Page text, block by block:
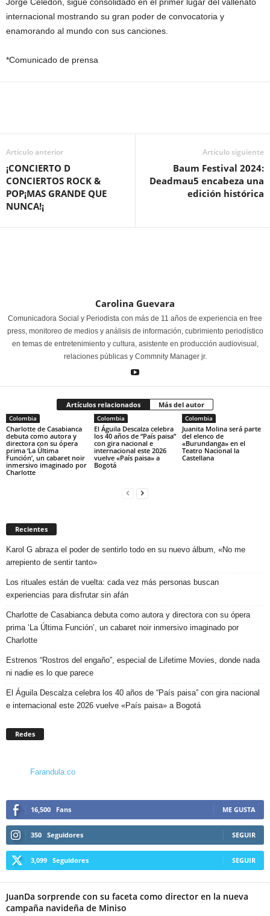
internacional mostrando su gran poder de convocatoria y
enamorando al mundo con sus canciones.
*Comunicado de prensa
Artículo anterior
¡CONCIERTO D
CONCIERTOS ROCK &
POP¡MAS GRANDE QUE
NUNCA!¡
Artículo siguiente
Baum Festival 2024:
Deadmau5 encabeza una
edición histórica
Carolina Guevara
Comunicadora Social y Periodista con más de 11 años de experiencia en free
press, monitoreo de medios y análisis de información, cubrimiento periodístico
en temas de entretenimiento y cultura, asistente en producción audiovisual,
relaciones públicas y Commnity Manager jr.
Artículos relacionados Más del autor
Colombia
Charlotte de Casabianca
debuta como autora y
directora con su ópera
prima ‘La Última
Función’, un cabaret noir
inmersivo imaginado por
Charlotte
Colombia
El Águila Descalza celebra
los 40 años de “País paisa”
con gira nacional e
internacional este 2026
vuelve «País paisa» a
Bogotá
Colombia
Juanita Molina será parte
del elenco de
«Burundanga» en el
Teatro Nacional la
Castellana
Recientes
Karol G abraza el poder de sentirlo todo en su nuevo álbum, «No me
arrepiento de sentir tanto»
Los rituales están de vuelta: cada vez más personas buscan
experiencias para disfrutar sin afán
Charlotte de Casabianca debuta como autora y directora con su ópera
prima ‘La Última Función’, un cabaret noir inmersivo imaginado por
Charlotte
Estrenos “Rostros del engaño”, especial de Lifetime Movies, donde nada
ni nadie es lo que parece
El Águila Descalza celebra los 40 años de “País paisa” con gira nacional
e internacional este 2026 vuelve «País paisa» a Bogotá
Redes
Farandula.co
16,500 Fans ME GUSTA
350 Seguidores SEGUIR
3,099 Seguidores SEGUIR
JuanDa sorprende con su faceta como director en la nueva
campaña navideña de Miniso